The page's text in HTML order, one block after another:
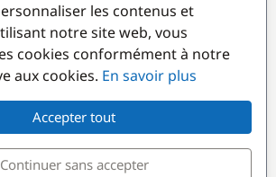
les contenus et
notre site web, vous
cookies conformément à notre
aux cookies. En savoir plus
Accepter tout
Continuer sans accepter